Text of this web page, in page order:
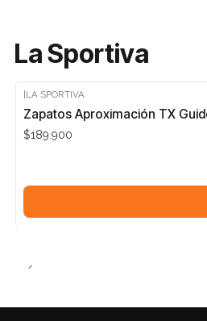
La Sportiva
LA SPORTIVA
Zapatos Aproximación TX
$189.900